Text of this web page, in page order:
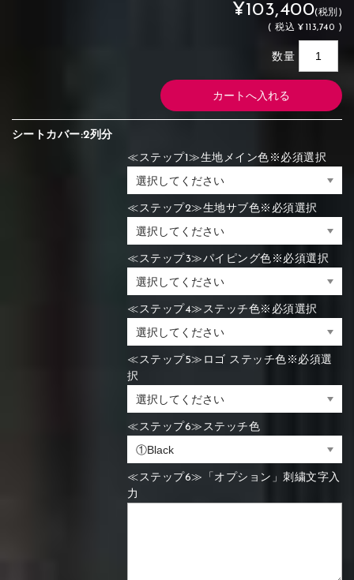
¥103,400(税別)
(税込 ¥113,740 )
数量
シートカバー:2列分
≪ステップ1≫生地メイン色※必須選択
≪ステップ2≫生地サブ色※必須選択
≪ステップ3≫パイピング色※必須選択
≪ステップ4≫ステッチ色※必須選択
≪ステップ5≫ロゴ ステッチ色※必須選
択
≪ステップ6≫ステッチ色
≪ステップ6≫「オプション」刺繍文字入
力